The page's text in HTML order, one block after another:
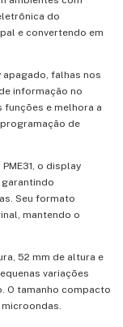
do
e convertendo em
falhas nos
informação no
funções e melhora a
de
o display
Seu formato
mantendo o
52 mm de altura e
variações
O tamanho compacto